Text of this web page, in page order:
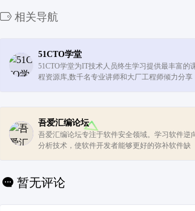
相关导航
51CTO学堂
51CTO学堂为IT技术人员终生学习提供最丰富的
程资源库,数千名专业讲师和大厂工程师倾力分享
吾爱汇编论坛
吾爱汇编论坛专注于软件安全领域。学习软件逆
分析技术，使软件开发者能够更好的弥补软件缺
暂无评论